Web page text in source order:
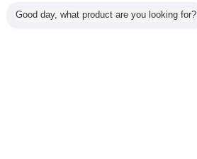
Good day, what product are you looking for?